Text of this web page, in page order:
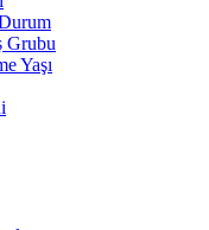
Grubu
Yaşı